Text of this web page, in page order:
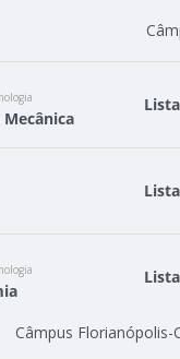
Mecânica
Câmpus Jaraguá do
Câmpus Florianópolis-